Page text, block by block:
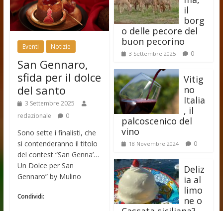
Eventi Notizie
San Gennaro,
sfida per il dolce
del santo
3 Settembre 2025
redazionale
0
Sono sette i finalisti, che
si contenderanno il titolo
del contest “San Genna’…
Un Dolce per San
Gennaro” by Mulino
Condividi:
il
borg
o delle pecore del
buon pecorino
3 Settembre 2025 0
Vitig
no
Italia
, il
palcoscenico del
vino
18 Novembre 2024 0
Deliz
ia al
limo
ne o